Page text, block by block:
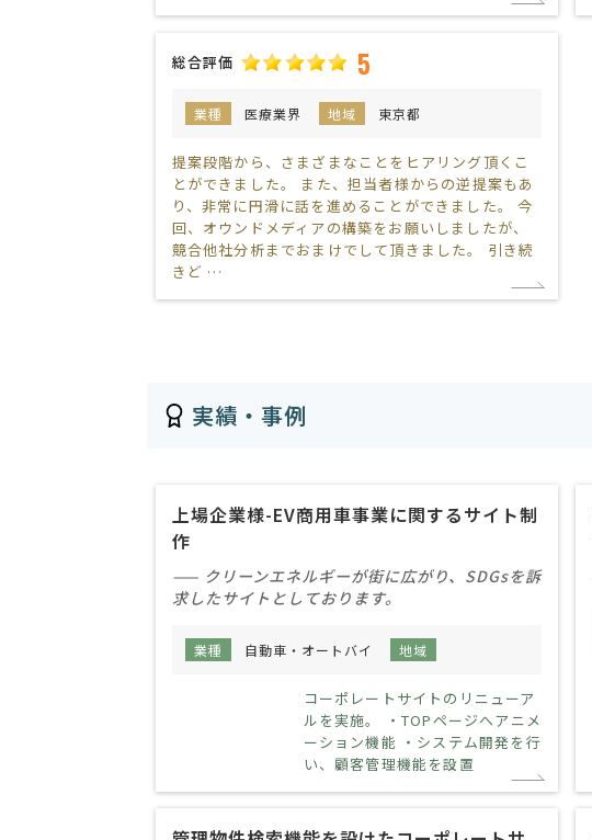
総合評価 5
業種 医療業界 地域 東京都
提案段階から、さまざまなことをヒアリング頂くこ
とができました。 また、担当者様からの逆提案もあ
り、非常に円滑に話を進めることができました。 今
回、オウンドメディアの構築をお願いしましたが、
競合他社分析までおまけでして頂きました。 引き続
きど …
実績・事例
上場企業様-EV商用車事業に関するサイト制
作
—— クリーンエネルギーが街に広がり、SDGsを訴
求したサイトとしております。
業種 自動車・オートバイ 地域
コーポレートサイトのリニューア
ルを実施。 ・TOPページへアニメ
ーション機能 ・システム開発を行
い、顧客管理機能を設置